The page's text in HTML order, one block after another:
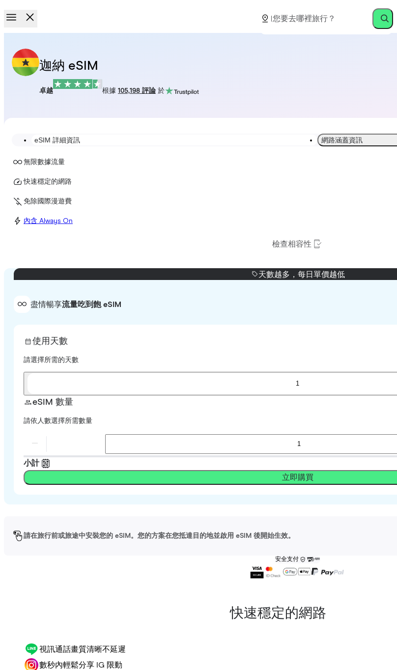
迦納 eSIM
卓越 根據 105,198 評論 於
eSIM 詳細資訊 網路涵蓋資訊
無限數據流量
快速穩定的網路
免除國際漫遊費
內含 Always On
檢查相容性
天數越多，每日單價越低
盡情暢享流量吃到飽 eSIM
使用天數
請選擇所需的天數
1
eSIM 數量
請依人數選擇所需數量
小計
立即購買
請在旅行前或旅途中安裝您的 eSIM。您的方案在您抵達目的地並啟用 eSIM 後開始生效。
安全支付
快速穩定的網路
視訊通話畫質清晰不延遲
數秒內輕鬆分享 IG 限動